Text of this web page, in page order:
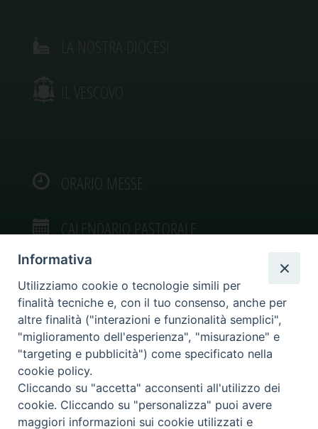
IL VESCOVO
ORARIO MESSE
CALENDARIO PASTORALE
VIDEOGALLERY
PHOTOGALLERY
Informativa
Utilizziamo cookie o tecnologie simili per
finalità tecniche e, con il tuo consenso, anche per
altre finalità ("interazioni e funzionalità semplici",
"miglioramento dell'esperienza", "misurazione" e
"targeting e pubblicità") come specificato nella
cookie policy.
Cliccando su "accetta" acconsenti all'utilizzo dei
cookie. Cliccando su "personalizza" puoi avere
maggiori informazioni sui cookie utilizzati e